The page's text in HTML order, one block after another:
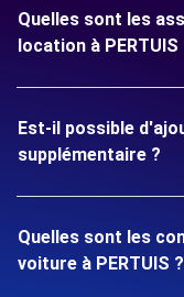
Quelles sont les
location à PERTUIS
Est-il possible
supplémentaire ?
Quelles sont les
voiture à PERTUIS ?